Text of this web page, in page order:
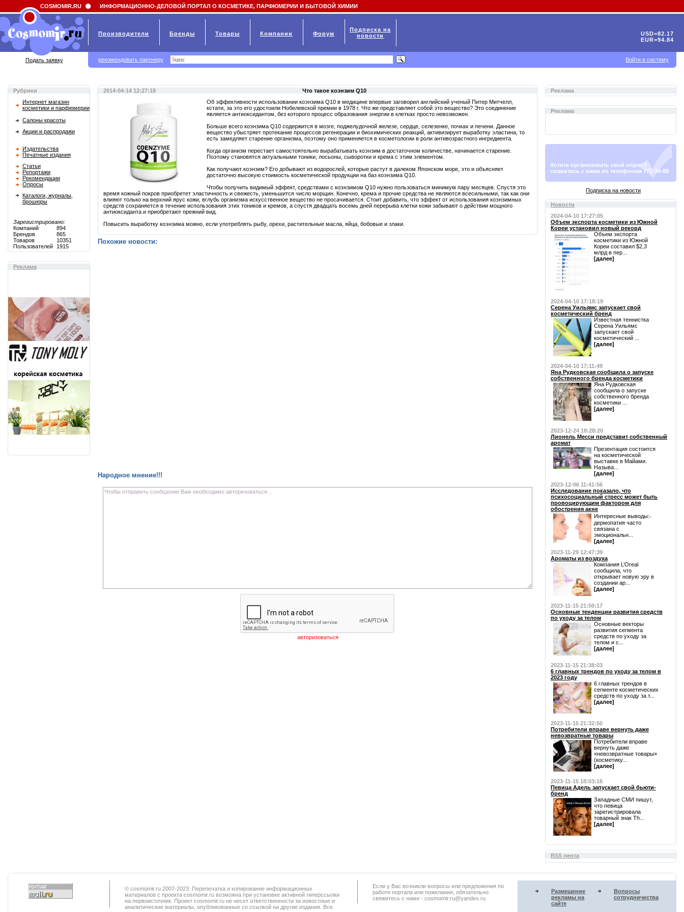
Field 'news_title' doesn't have a default value
Рубрики
Интернет магазин
косметики и парфюмерии
Салоны красоты
Акции и распродажи
Издательства
Печатные издания
Статьи
Репортажи
Рекомендации
Опросы
Каталоги, журналы,
брошюры
Зарегистрировано:
Компаний
894
Брендов
865
Товаров
10351
Пользователей
1915
Реклама
2014-04-14 12:27:18
Что такое коэнзим Q10
Об эффективности использовании коэнзима Q10 в медицине впервые заговорил английский ученый Питер Митчелл,
кстати, за это его удостоили Нобелевской премии в 1978 г. Что же представляет собой это вещество? Это соединение
является антиоксидантом, без которого процесс образования энергии в клетках просто невозможен.
Больше всего коэнзима Q10 содержится в мозге, поджелудочной железе, сердце, селезенке, почках и печени. Данное
вещество убыстряет протекание процессов регенерации и биохимических реакций, активизирует выработку эластина, то
есть замедляет старение организма, поэтому оно применяется в косметологии в роли антивозрастного ингредиента.
Когда организм перестает самостоятельно вырабатывать коэнзим в достаточном количестве, начинается старение.
Поэтому становятся актуальными тоники, лосьоны, сыворотки и крема с этим элементом.
Как получают коэнзим? Его добывают из водорослей, которые растут в далеком Японском море, это и объясняет
достаточно высокую стоимость косметической продукции на баз коэнзима Q10.
Чтобы получить видимый эффект, средствами с коэнзимом Q10 нужно пользоваться минимум пару месяцев. Спустя это
время кожный покров приобретет эластичность и свежесть, уменьшится число морщин. Конечно, крема и прочие средства не являются всесильными, так как они
влияют только на верхний ярус кожи, вглубь организма искусственное вещество не просачивается. Стоит добавить, что эффект от использования коэнзимных
средств сохраняется в течение использования этих тоников и кремов, а спустя двадцать восемь дней перерыва клетки кожи забывают о действии мощного
антиоксиданта и приобретают прежний вид.
Повысить выработку коэнзима можно, если употреблять рыбу, орехи, растительные масла, яйца, бобовые и злаки.
Похожие новости:
Народное мнение!!!
Реклама
Реклама
Хотите организовать свой опрос?
свяжитесь с нами по телефонам 771-34-88
Подписка на новости
Новости
2024-04-10 17:27:05
Объем экспорта косметики из Южной
Кореи установил новый рекорд
Объем экспорта
косметики из Южной
Кореи составил $2,3
млрд в пер...
[далее]
2024-04-10 17:18:19
Серена Уильямс запускает свой
косметический бренд
Известная теннистка
Серена Уильямс
запускает свой
косметический ...
[далее]
2024-04-10 17:11:49
Яна Рудковская сообщила о запуске
собственного бренда косметики
Яна Рудковская
сообщила о запуске
собственного бренда
косметики ...
[далее]
2023-12-24 18:28:20
Лионель Месси представит собственный
аромат
Презентация состоится
на косметической
выставке в Майами.
Называ...
[далее]
2023-12-06 11:41:56
Исследование показало, что
психосоциальный стресс может быть
провоцирующим фактором для
обострения акне
Интересные выводы:⁃
дермопатия часто
связана с
эмоциональн...
[далее]
2023-11-29 12:47:39
Ароматы из воздуха
Компания L’Oreal
сообщила, что
открывает новую эру в
создании ар...
[далее]
2023-11-15 21:50:17
Основные тенденции развития средств
по уходу за телом
Основные векторы
развития сегмента
средств по уходу за
телом и с...
[далее]
2023-11-15 21:38:03
6 главных трендов по уходу за телом в
2023 году
6 главных трендов в
сегменте косметических
средств по уходу за т...
[далее]
2023-11-15 21:32:50
Потребители вправе вернуть даже
невозвратные товары
Потребители вправе
вернуть даже
«невозвратные товары»
(косметику...
[далее]
2023-11-15 18:03:16
Певица Адель запускает свой бьюти-
бренд
Западные СМИ пишут,
что певица
зарегистрировала
товарный знак Th...
[далее]
RSS лента
© cosmomir.ru 2007-2023. Перепечатка и копирование информационных
материалов с проекта cosmomir.ru возможна при установке активной гиперссылки
на первоисточник. Проект cosmomir.ru не несет ответственности за новостные и
аналитические материалы, опубликованные со ссылкой на другие издания. Все
Если у Вас возникли вопросы или предложения по
работe портала или пожелания, обязательно
свяжитесь с нами - cosmomir.ru@yandex.ru
Размещение
рекламы на
сайте
Вопросы
сотрудничества
COSMOMIR.RU ИНФОРМАЦИОННО-ДЕЛОВОЙ ПОРТАЛ О КОСМЕТИКЕ, ПАРФЮМЕРИИ И БЫТОВОЙ ХИМИИ
Производители Бренды Товары Компании Форум
Подписка на
новости
USD=82.17
EUR=94.84
Подать заявку рекомендовать партнеру Войти в систему